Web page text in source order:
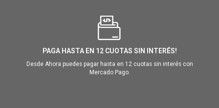
PAGA HASTA EN 12 CUOTAS SIN INTERÉS!
Desde Ahora puedes pagar hasta en 12 cuotas sin interés con
Mercado Pago.